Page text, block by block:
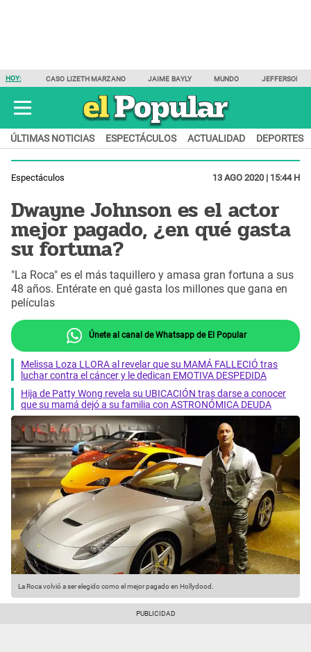
HOY: CASO LIZETH MARZANO JAIME BAYLY MUNDO JEFFERSON
ÚLTIMAS NOTICIAS ESPECTÁCULOS ACTUALIDAD DEPORTES
Espectáculos 13 AGO 2020 | 15:44 H
Dwayne Johnson es el actor
mejor pagado, ¿en qué gasta
su fortuna?
"La Roca" es el más taquillero y amasa gran fortuna a sus
48 años. Entérate en qué gasta los millones que gana en
películas
Únete al canal de Whatsapp de El Popular
Melissa Loza LLORA al revelar que su MAMÁ FALLECIÓ tras
luchar contra el cáncer y le dedican EMOTIVA DESPEDIDA
Hija de Patty Wong revela su UBICACIÓN tras darse a conocer
que su mamá dejó a su familia con ASTRONÓMICA DEUDA
La Roca volvió a ser elegido como el mejor pagado en Hollydood.